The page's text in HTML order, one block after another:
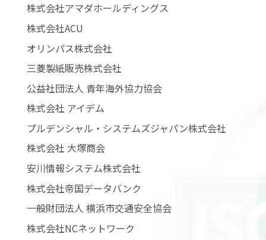
株式会社アマダホールディングス
株式会社ACU
オリンパス株式会社
三菱製紙販売株式会社
公益社団法人 青年海外協力協会
株式会社 アイデム
プルデンシャル・システムズジャパン株式会社
株式会社 大塚商会
安川情報システム株式会社
株式会社帝国データバンク
一般財団法人 横浜市交通安全協会
株式会社NCネットワーク